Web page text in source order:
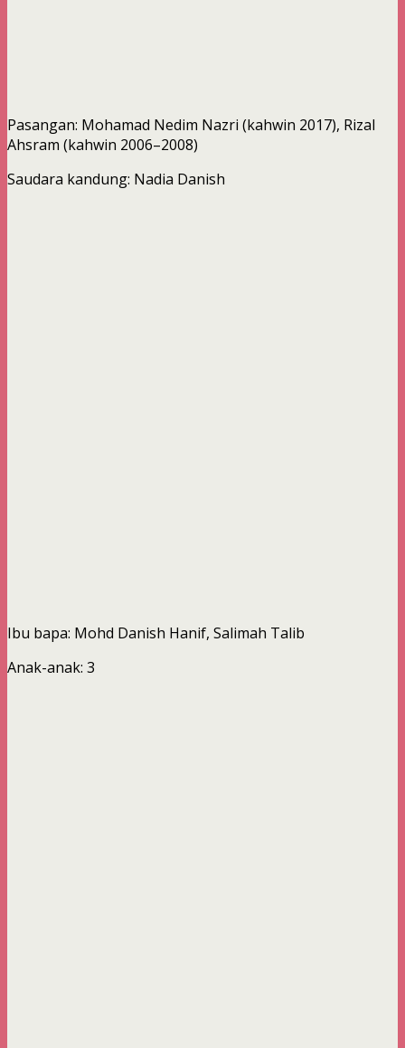
Pasangan: Mohamad Nedim Nazri (kahwin 2017), Rizal
Ahsram (kahwin 2006–2008)
Saudara kandung: Nadia Danish
Ibu bapa: Mohd Danish Hanif, Salimah Talib
Anak-anak: 3